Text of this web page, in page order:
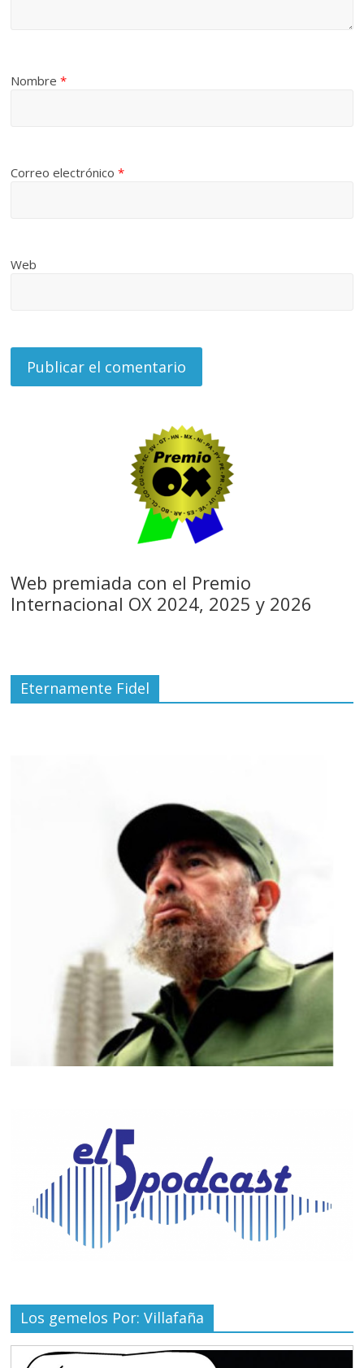
Nombre*
Correo electrónico*
Web
Web premiada con el Premio
Internacional OX 2024, 2025 y 2026
Eternamente Fidel
Los gemelos Por: Villafaña